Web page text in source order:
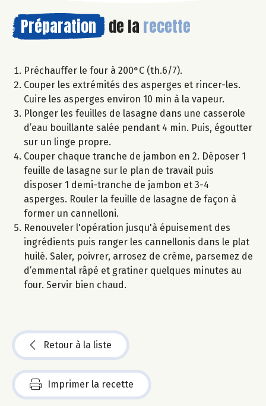
Préparation de la recette
Préchauffer le four à 200°C (th.6/7).
Couper les extrémités des asperges et rincer-les.
Cuire les asperges environ 10 min à la vapeur.
Plonger les feuilles de lasagne dans une casserole
d’eau bouillante salée pendant 4 min. Puis, égoutter
sur un linge propre.
Couper chaque tranche de jambon en 2. Déposer 1
feuille de lasagne sur le plan de travail puis
disposer 1 demi-tranche de jambon et 3-4
asperges. Rouler la feuille de lasagne de façon à
former un cannelloni.
Renouveler l'opération jusqu'à épuisement des
ingrédients puis ranger les cannellonis dans le plat
huilé. Saler, poivrer, arrosez de crème, parsemez de
d’emmental râpé et gratiner quelques minutes au
four. Servir bien chaud.
Retour à la liste
Imprimer la recette